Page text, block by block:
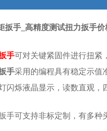
扳手_高精度测试扭力扳手价
手可对关键紧固件进行扭紧
手采用的编程具有稳定示值
闪烁液晶显示，读数直观，
手可支持非标定制，有多种